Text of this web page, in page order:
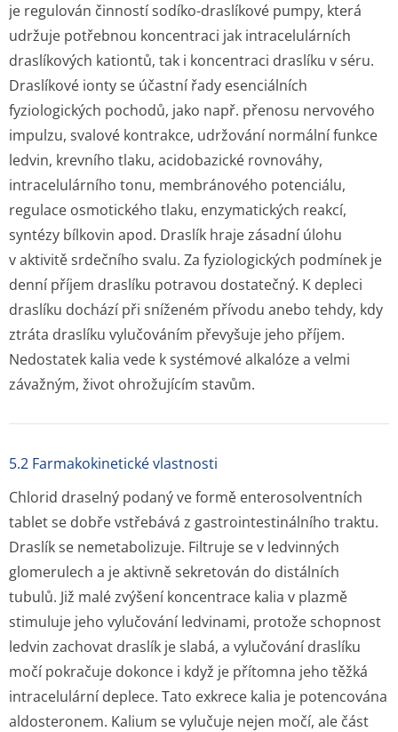
je regulován činností sodíko-draslíkové pumpy, která
udržuje potřebnou koncentraci jak intracelulárních
draslíkových kationtů, tak i koncentraci draslíku v séru.
Draslíkové ionty se účastní řady esenciálních
fyziologických pochodů, jako např. přenosu nervového
impulzu, svalové kontrakce, udržování normální funkce
ledvin, krevního tlaku, acidobazické rovnováhy,
intracelulárního tonu, membránového potenciálu,
regulace osmotického tlaku, enzymatických reakcí,
syntézy bílkovin apod. Draslík hraje zásadní úlohu
v aktivitě srdečního svalu. Za fyziologických podmínek je
denní příjem draslíku potravou dostatečný. K depleci
draslíku dochází při sníženém přívodu anebo tehdy, kdy
ztráta draslíku vylučováním převyšuje jeho příjem.
Nedostatek kalia vede k systémové alkalóze a velmi
závažným, život ohrožujícím stavům.
5.2 Farmakokinetické vlastnosti
Chlorid draselný podaný ve formě enterosolventních
tablet se dobře vstřebává z gastrointes­tinálního traktu.
Draslík se nemetabolizuje. Filtruje se v ledvinných
glomerulech a je aktivně sekretován do distálních
tubulů. Již malé zvýšení koncentrace kalia v plazmě
stimuluje jeho vylučování ledvinami, protože schopnost
ledvin zachovat draslík je slabá, a vylučování draslíku
močí pokračuje dokonce i když je přítomna jeho těžká
intracelulární deplece. Tato exkrece kalia je potencována
aldosteronem. Kalium se vylučuje nejen močí, ale část